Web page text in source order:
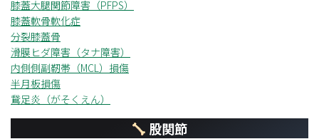
膝蓋大腿関節障害（PFPS）
膝蓋軟骨軟化症
分裂膝蓋骨
滑膜ヒダ障害（タナ障害）
内側側副靭帯（MCL）損傷
半月板損傷
鵞足炎（がそくえん）
股関節